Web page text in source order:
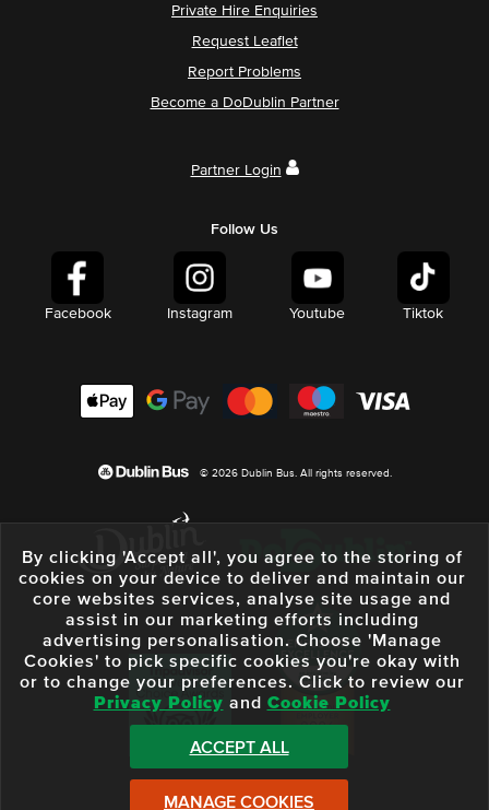
Private Hire Enquiries
Request Leaflet
Report Problems
Become a DoDublin Partner
Partner Login
Follow Us
Facebook Instagram Youtube Tiktok
© 2026 Dublin Bus. All rights reserved.
By clicking 'Accept all', you agree to the storing of
cookies on your device to deliver and maintain our
core websites services, analyse site usage and
assist in our marketing efforts including
advertising personalisation. Choose 'Manage
Cookies' to pick specific cookies you're okay with
or to change your preferences. Click to review our
Privacy Policy and Cookie Policy
ACCEPT ALL
MANAGE COOKIES